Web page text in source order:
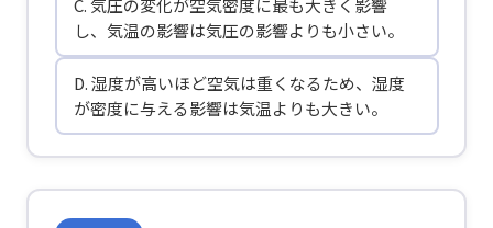
C. 気圧の変化が空気密度に最も大きく影響
し、気温の影響は気圧の影響よりも小さい。
D. 湿度が高いほど空気は重くなるため、湿度
が密度に与える影響は気温よりも大きい。